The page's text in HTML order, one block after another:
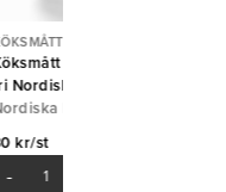
plast graderat 1L BPA
Nordiska Plast
Plast
kr/st
-